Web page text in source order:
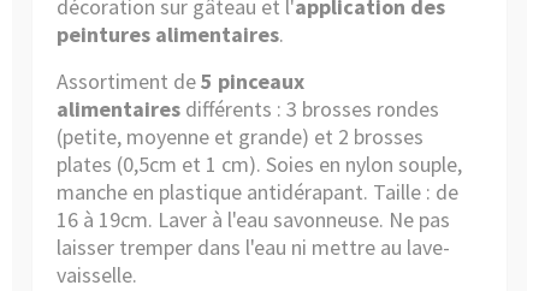
décoration sur gâteau et l'application des
peintures alimentaires.
Assortiment de5 pinceaux
alimentaires différents : 3 brosses rondes
(petite, moyenne et grande) et 2 brosses
plates (0,5cm et 1 cm). Soies en nylon souple,
manche en plastique antidérapant. Taille : de
16 à 19cm. Laver à l'eau savonneuse. Ne pas
laisser tremper dans l'eau ni mettre au lave-
vaisselle.